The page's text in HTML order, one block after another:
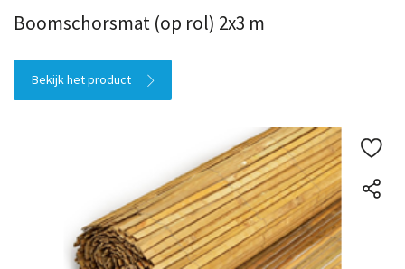
Boomschorsmat (op rol) 2x3 m
Bekijk het product